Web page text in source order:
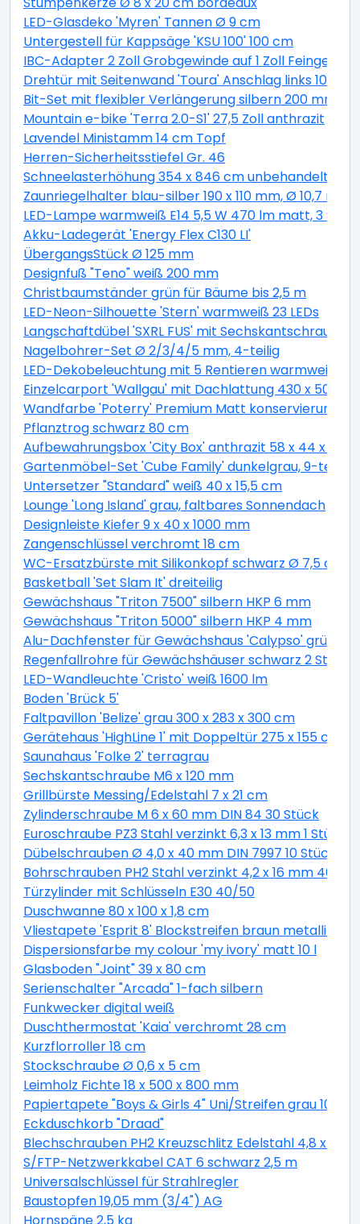
LED-Glasdeko 'Myren' Tannen Ø 9 cm
Untergestell für Kappsäge 'KSU 100' 100 cm
IBC-Adapter 2 Zoll Grobgewinde auf 1 Zoll
Drehtür mit Seitenwand 'Toura' Anschlag links 100 x
Bit-Set mit flexibler Verlängerung silbern 200 mm 11-
Mountain e-bike 'Terra 2.0-S1' 27,5 Zoll anthrazit
Lavendel Ministamm 14 cm Topf
Herren-Sicherheitsstiefel Gr. 46
Schneelasterhöhung 354 x 846 cm unbehandelt 6
Zaunriegelhalter blau-silber 190 x 110 mm, Ø 10,7 mm
LED-Lampe warmweiß E14 5,5 W 470 lm matt, 3
Akku-Ladegerät 'Energy Flex C130 LI'
ÜbergangsStück Ø 125 mm
Designfuß "Teno" weiß 200 mm
Christbaumständer grün für Bäume bis 2,5 m
LED-Neon-Silhouette 'Stern' warmweiß 23 LEDs
Langschaftdübel 'SXRL FUS' mit Sechskantschraube,
Nagelbohrer-Set Ø 2/3/4/5 mm, 4-teilig
LED-Dekobeleuchtung mit 5 Rentieren warmweiß
Einzelcarport 'Wallgau' mit Dachlattung 430 x 500
Wandfarbe 'Poterry' Premium Matt
Pflanztrog schwarz 80 cm
Aufbewahrungsbox 'City Box' anthrazit 58 x 44 x 55
Gartenmöbel-Set 'Cube Family' dunkelgrau, 9-teilig
Untersetzer "Standard" weiß 40 x 15,5 cm
Lounge 'Long Island' grau, faltbares Sonnendach
Designleiste Kiefer 9 x 40 x 1000 mm
Zangenschlüssel verchromt 18 cm
WC-Ersatzbürste mit Silikonkopf schwarz Ø 7,5 cm
Basketball 'Set Slam It' dreiteilig
Gewächshaus "Triton 7500" silbern HKP 6 mm
Gewächshaus "Triton 5000" silbern HKP 4 mm
Alu-Dachfenster für Gewächshaus 'Calypso' grün
Regenfallrohre für Gewächshäuser schwarz 2 Stück
LED-Wandleuchte 'Cristo' weiß 1600 lm
Boden 'Brück 5'
Faltpavillon 'Belize' grau 300 x 283 x 300 cm
Gerätehaus 'HighLine 1' mit Doppeltür 275 x 155 cm
Saunahaus 'Folke 2' terragrau
Sechskantschraube M6 x 120 mm
Grillbürste Messing/Edelstahl 7 x 21 cm
Zylinderschraube M 6 x 60 mm DIN 84 30 Stück
Euroschraube PZ3 Stahl verzinkt 6,3 x 13 mm 1 Stück
Dübelschrauben Ø 4,0 x 40 mm DIN 7997 10 Stück
Bohrschrauben PH2 Stahl verzinkt 4,2 x 16 mm 40
Türzylinder mit Schlüsseln E30 40/50
Duschwanne 80 x 100 x 1,8 cm
Vliestapete 'Esprit 8' Blockstreifen braun metallic
Dispersionsfarbe my colour 'my ivory' matt 10 l
Glasboden "Joint" 39 x 80 cm
Serienschalter "Arcada" 1-fach silbern
Funkwecker digital weiß
Duschthermostat 'Kaia' verchromt 28 cm
Kurzflorroller 18 cm
Stockschraube Ø 0,6 x 5 cm
Leimholz Fichte 18 x 500 x 800 mm
Papiertapete "Boys & Girls 4" Uni/Streifen grau 10,05
Eckduschkorb "Draad"
Blechschrauben PH2 Kreuzschlitz Edelstahl 4,8 x 19
S/FTP-Netzwerkkabel CAT 6 schwarz 2,5 m
Universalschlüssel für Strahlregler
Baustopfen 19,05 mm (3/4") AG